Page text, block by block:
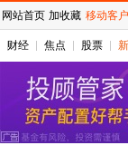
财经 焦点 股票
网站首页 加收藏 移动客